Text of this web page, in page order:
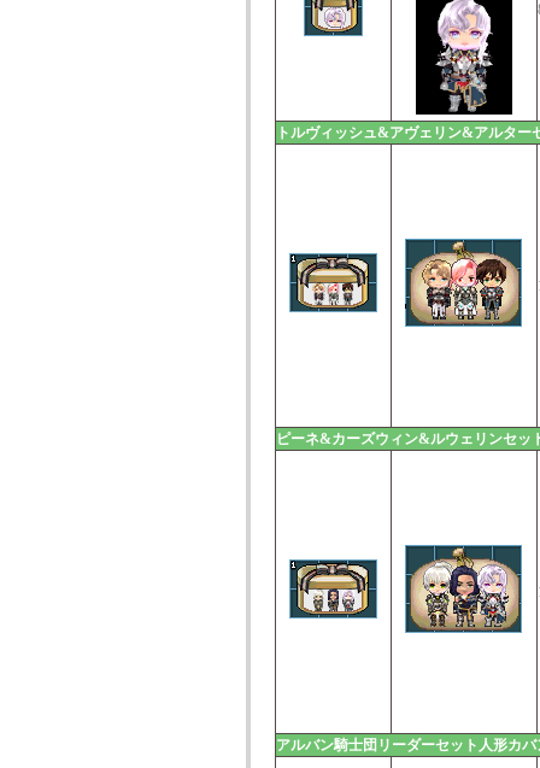
トルヴィッシュ&アヴェリン&アルター
ピーネ&カーズウィン&ルウェリンセッ
アルバン騎士団リーダーセット人形カ